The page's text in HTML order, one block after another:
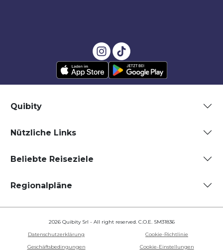
Quibity
Nützliche Links
Beliebte Reiseziele
Regionalpläne
2026 Quibity Srl - All right reserved. C.O.E. SM31836
Datenschutzerklärung
Cookie-Richtlinie
Geschäftsbedingungen
Cookie-Einstellungen